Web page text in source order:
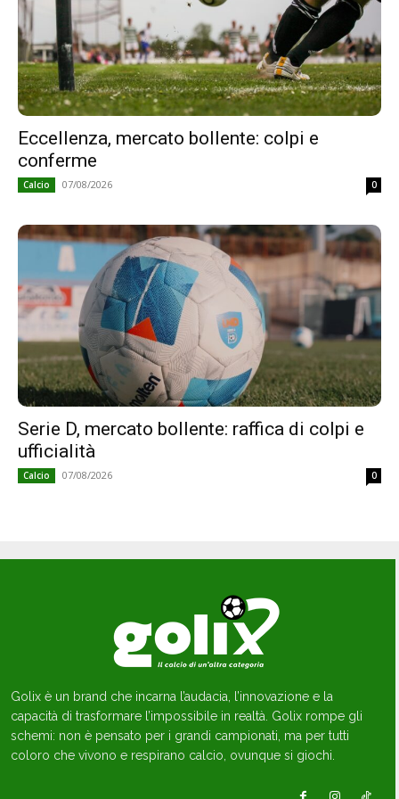
Eccellenza, mercato bollente: colpi e
conferme
Calcio 07/08/2026 0
Serie D, mercato bollente: raffica di colpi e
ufficialità
Calcio 07/08/2026 0
Golix è un brand che incarna l’audacia, l’innovazione e la
capacità di trasformare l’impossibile in realtà. Golix rompe gli
schemi: non è pensato per i grandi campionati, ma per tutti
coloro che vivono e respirano calcio, ovunque si giochi.